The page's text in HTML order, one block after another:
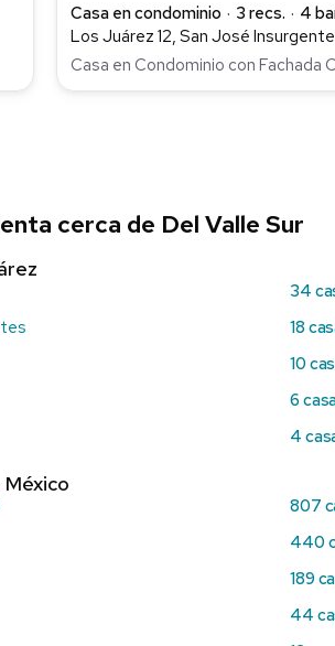
Casa en condominio
3 recs. 4
Los Juárez 12, San José
Casa en Condominio con Fachada
cerca de Del Valle Sur
34
18
10
6
4
807
440
189
44